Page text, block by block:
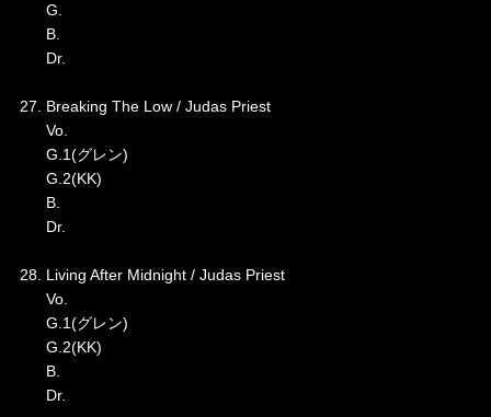
G.
B.
Dr.
27. Breaking The Low / Judas Priest
Vo.
G.1(グレン)
G.2(KK)
B.
Dr.
28. Living After Midnight / Judas Priest
Vo.
G.1(グレン)
G.2(KK)
B.
Dr.